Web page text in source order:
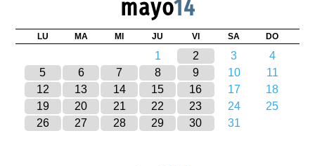
mayo14
LU MA MI JU VI SA DO
1 2 3
4
5
6 7 8 9 10
11
12
13 14 15 16 17
18
19
20 21 22 23 24
25
26
27 28 29 30 31